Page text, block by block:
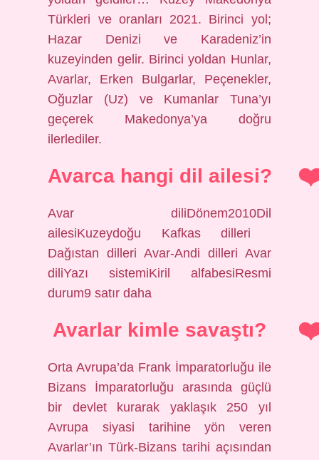
Türkleri ve oranları 2021. Birinci yol;
Hazar Denizi ve Karadeniz’in
kuzeyinden gelir. Birinci yoldan Hunlar,
Avarlar, Erken Bulgarlar, Peçenekler,
Oğuzlar (Uz) ve Kumanlar Tuna’yı
geçerek Makedonya’ya doğru
ilerlediler.
Avarca hangi dil ailesi?
Avar diliDönem2010Dil
ailesiKuzeydoğu Kafkas dilleri ​​
Dağıstan dilleri ​​Avar-Andi dilleri ​​Avar
diliYazı sistemiKiril alfabesiResmi
durum9 satır daha
Avarlar kimle savaştı?
Orta Avrupa’da Frank İmparatorluğu ile
Bizans İmparatorluğu arasında güçlü
bir devlet kurarak yaklaşık 250 yıl
Avrupa siyasi tarihine yön veren
Avarlar’ın Türk-Bizans tarihi açısından